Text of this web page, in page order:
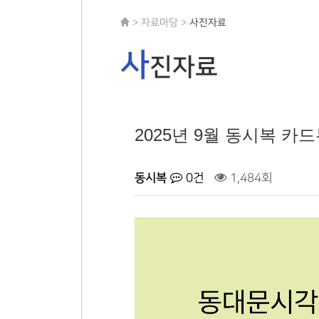
> 자료마당 >사진자료
사진자료
2025년 9월 동시복 카
동시복 0건 1,484회